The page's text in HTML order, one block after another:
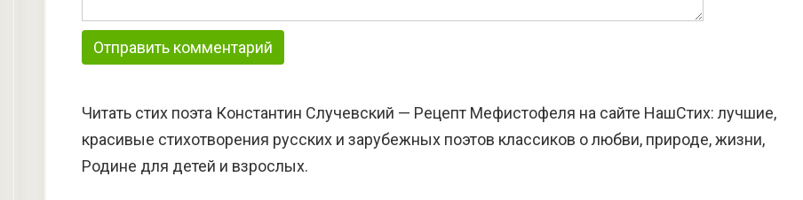
Читать стих поэта Константин Случевский — Рецепт Мефистофеля на сайте НашСтих: лучшие,
красивые стихотворения русских и зарубежных поэтов классиков о любви, природе, жизни,
Родине для детей и взрослых.